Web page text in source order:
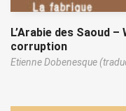
L’Arabie des Saoud
corruption
Etienne Dobenesque